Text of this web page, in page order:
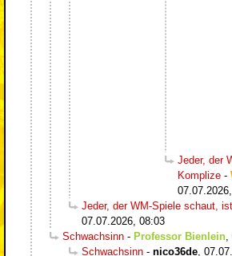
Jeder, der
Komplize -
Jeder, der WM-Spiele schaut,
07.07.2026, 08:03
Schwachsinn - Professor Bienlein
Schwachsinn - nico36de